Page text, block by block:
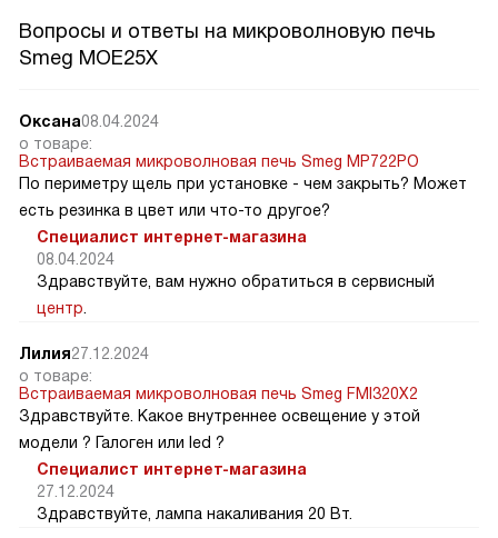
Вопросы и ответы на микроволновую печь
Smeg MOE25X
Оксана08.04.2024
о товаре:
Встраиваемая микроволновая печь Smeg MP722PO
По периметру щель при установке - чем закрыть? Может
есть резинка в цвет или что-то другое?
Специалист интернет-магазина
08.04.2024
Здравствуйте, вам нужно обратиться в сервисный
центр.
Лилия27.12.2024
о товаре:
Встраиваемая микроволновая печь Smeg FMI320X2
Здравствуйте. Какое внутреннее освещение у этой
модели ? Галоген или led ?
Специалист интернет-магазина
27.12.2024
Здравствуйте, лампа накаливания 20 Вт.